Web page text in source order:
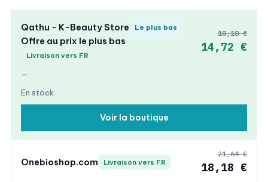
Qathu - K-Beauty Store Le plus bas
Offre au prix le plus bas
Livraison vers FR
—
En stock
18,18 €
14,72 €
Voir la boutique
Onebioshop.com Livraison vers FR
21,64 €
18,18 €